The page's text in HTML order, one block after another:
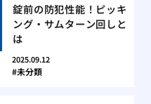
錠前の防犯性能！ピッキ
ング・サムターン回しと
は
2025.09.12
未分類